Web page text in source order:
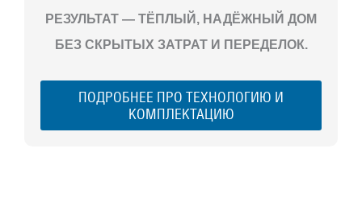
РЕЗУЛЬТАТ — ТЁПЛЫЙ, НАДЁЖНЫЙ ДОМ
БЕЗ СКРЫТЫХ ЗАТРАТ И ПЕРЕДЕЛОК.
ПОДРОБНЕЕ ПРО ТЕХНОЛОГИЮ И
КОМПЛЕКТАЦИЮ